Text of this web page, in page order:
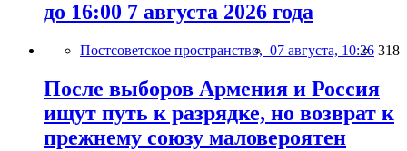
до 16:00 7 августа 2026 года
Постсоветское пространство, 07 августа, 10:26 318
После выборов Армения и Россия
ищут путь к разрядке, но возврат к
прежнему союзу маловероятен